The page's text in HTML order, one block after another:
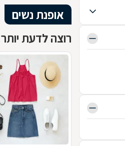
אופנת נשים
רוצה לדעת